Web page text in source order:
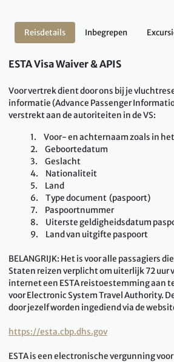
Reisdetails Inbegrepen
ESTA Visa Waiver & APIS
Voor vertrek dient door ons bij je
informatie (Advance Passenger
verstrekt aan de autoriteiten in de VS:
1. Voor- en achternaam zoals in
2. Geboortedatum
3. Geslacht
4. Nationaliteit
5. Land
6. Type document (paspoort)
7. Paspoortnummer
8. Uiterste geldigheidsdatum
9. Land van uitgifte paspoort
BELANGRIJK: Het is voor alle passagiers
Staten reizen verplicht om uiterlijk 72 uur
internet een ESTA reistoestemming aan
voor Electronic System Travel Authority.
door jezelf worden ingediend via de
https://esta.cbp.dhs.gov
ESTA is een electronische vergunning